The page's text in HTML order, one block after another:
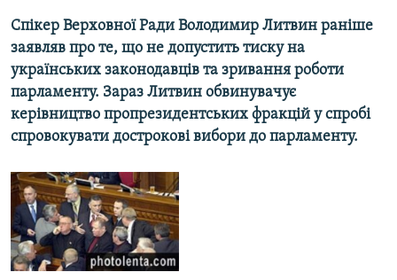
СВІТ
КИТАЙ.ВИКЛИКИ
МУЛЬТИМЕДІА
ФОТО
СПЕЦПРОЄКТИ
КРИМ РЕАЛІЇ
РУС
УКР
Спікер Верховної Ради Володимир Литвин раніше
заявляв про те, що не допустить тиску на
українських законодавців та зривання роботи
парламенту. Зараз Литвин обвинувачує
керівництво пропрезидентських фракцій у спробі
спровокувати дострокові вибори до парламенту.